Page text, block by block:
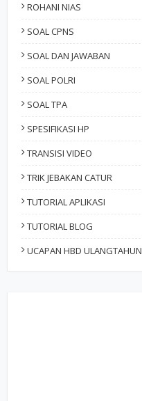
ROHANI NIAS
SOAL CPNS
SOAL DAN JAWABAN
SOAL POLRI
SOAL TPA
SPESIFIKASI HP
TRANSISI VIDEO
TRIK JEBAKAN CATUR
TUTORIAL APLIKASI
TUTORIAL BLOG
UCAPAN HBD ULANGTAHUN